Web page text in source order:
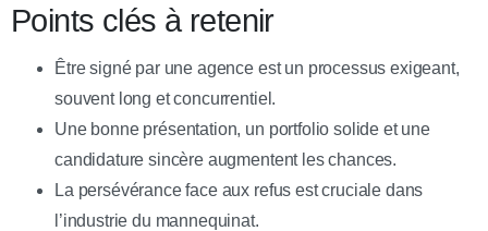
Points clés à retenir
Être signé par une agence est un processus exigeant,
souvent long et concurrentiel.
Une bonne présentation, un portfolio solide et une
candidature sincère augmentent les chances.
La persévérance face aux refus est cruciale dans
l’industrie du mannequinat.